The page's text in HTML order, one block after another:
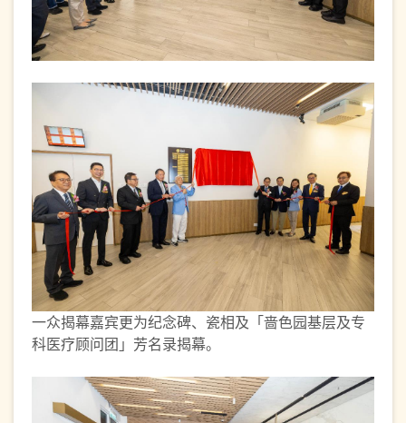
一众揭幕嘉宾更为纪念碑、瓷相及「啬色园基层及专
科医疗顾问团」芳名录揭幕。